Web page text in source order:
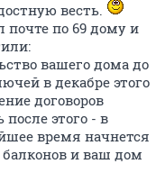
весть.
почте по 69 дому и
вашего дома до
в декабре этого
договоров
этого - в
время начнется
балконов и ваш дом